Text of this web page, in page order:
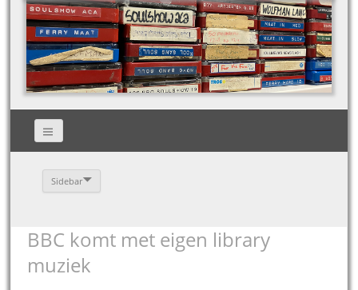
Sidebar
BBC komt met eigen library
muziek